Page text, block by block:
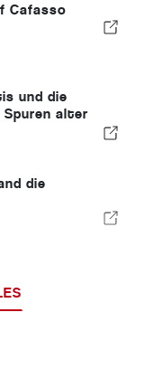
Cafasso
und die
Spuren alter
der
die